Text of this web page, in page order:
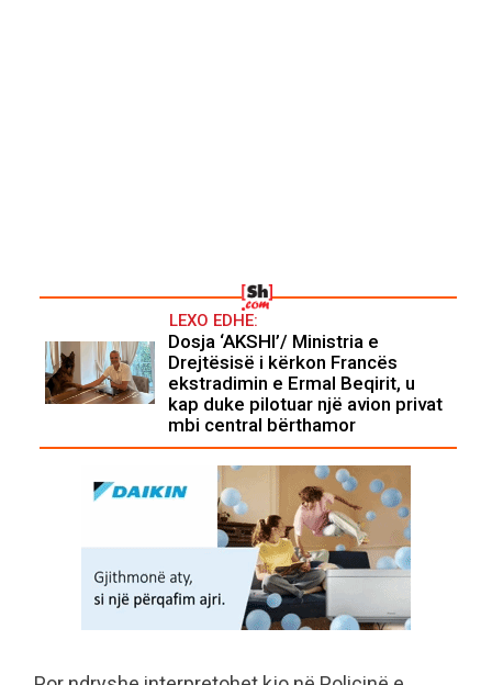
LEXO EDHE:
Dosja ‘AKSHI’/ Ministria e
Drejtësisë i kërkon Francës
ekstradimin e Ermal Beqirit, u
kap duke pilotuar një avion privat
mbi central bërthamor